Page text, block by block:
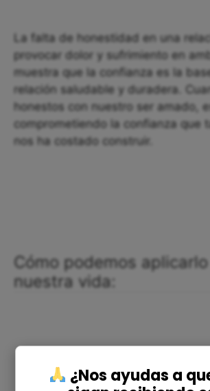
La falta de honestidad en una
provocar dolor y sufrimiento en
muestra que la confianza es la
relación saludable y duradera.
honestos con nuestro ser amado,
comprometiendo la confianza que
nos ha costado construir.
Cómo podemos
nuestra vida:
¿Nos ayudas a